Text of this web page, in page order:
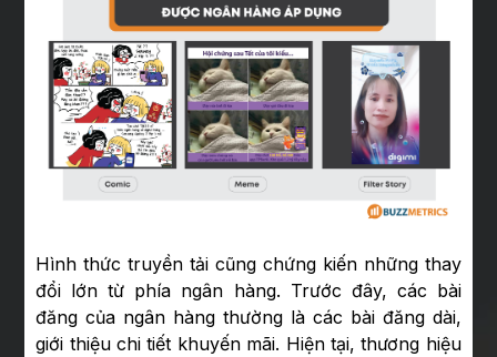
Hình thức truyền tải cũng chứng kiến những thay
đổi lớn từ phía ngân hàng. Trước đây, các bài
đăng của ngân hàng thường là các bài đăng dài,
giới thiệu chi tiết khuyến mãi. Hiện tại, thương hiệu